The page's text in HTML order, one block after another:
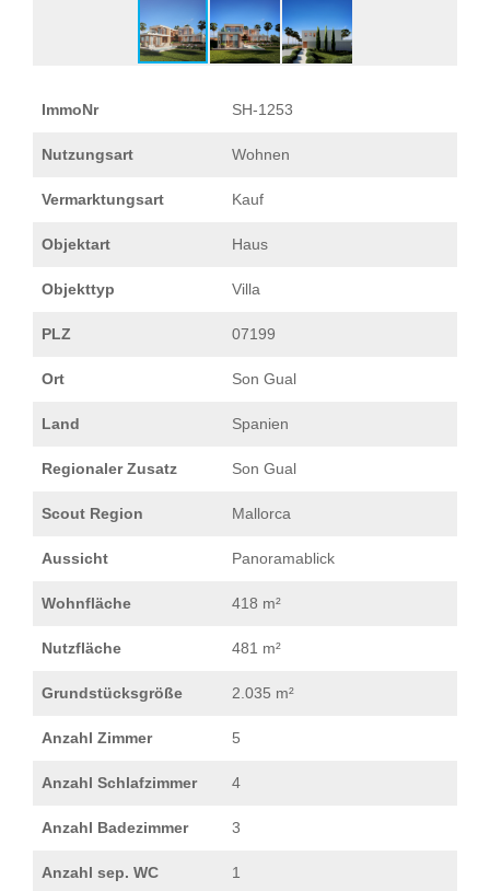
ImmoNr SH-1253
Nutzungsart Wohnen
Vermarktungsart Kauf
Objektart Haus
Objekttyp Villa
PLZ 07199
Ort Son Gual
Land Spanien
Regionaler Zusatz Son Gual
Scout Region Mallorca
Aussicht Panoramablick
Wohnfläche 418 m²
Nutzfläche 481 m²
Grundstücksgröße 2.035 m²
Anzahl Zimmer 5
Anzahl Schlafzimmer 4
Anzahl Badezimmer 3
Anzahl sep. WC 1